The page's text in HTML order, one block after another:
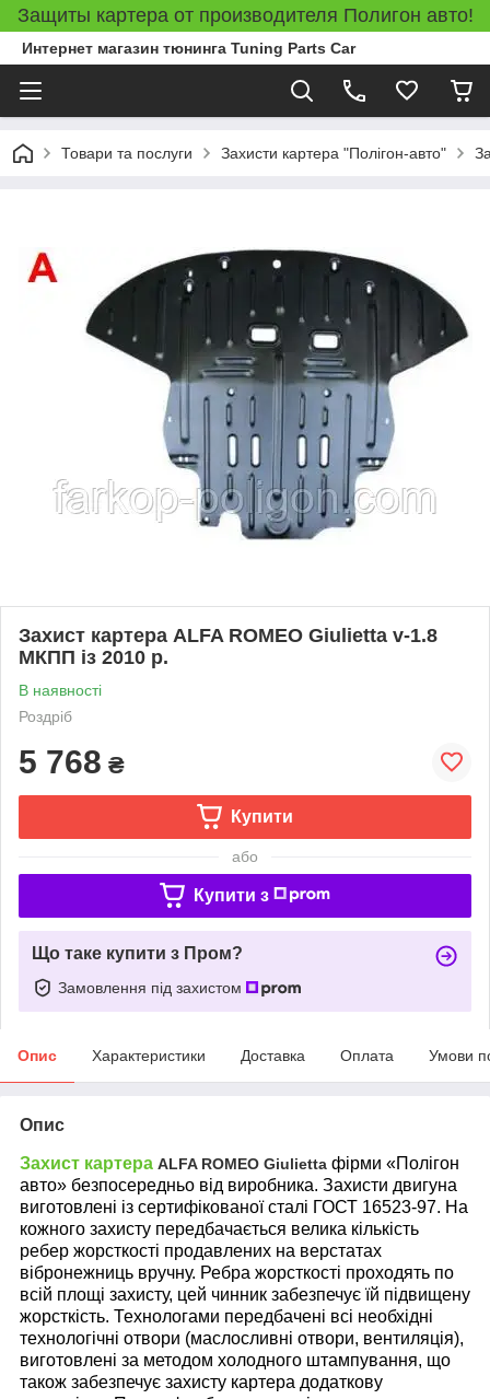
Защиты картера от производителя Полигон авто!
Интернет магазин тюнинга Tuning Parts Car
Товари та послуги Захисти картера "Полігон-авто"
Захист картера ALFA ROMEO Giulietta v-1.8
МКПП із 2010 р.
В наявності
Роздріб
5 768 ₴
Купити
або
Купити з
Що таке купити з Пром?
Замовлення під захистом
Опис Характеристики Доставка Оплата Умови
Опис
Захист картера ALFA ROMEO Giulietta фірми «Полігон
авто» безпосередньо від виробника. Захисти двигуна
виготовлені із сертифікованої сталі ГОСТ 16523-97. На
кожного захисту передбачається велика кількість
ребер жорсткості продавлених на верстатах
вібронежниць вручну. Ребра жорсткості проходять по
всій площі захисту, цей чинник забезпечує їй підвищену
жорсткість. Технологами передбачені всі необхідні
технологічні отвори (маслосливні отвори, вентиляція),
виготовлені за методом холодного штампування, що
також забезпечує захисту картера додаткову